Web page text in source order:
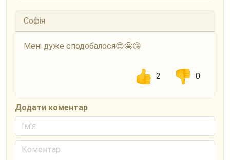
Софія
Мені дуже сподобалося😍🤩😘
2 0
Додати коментар